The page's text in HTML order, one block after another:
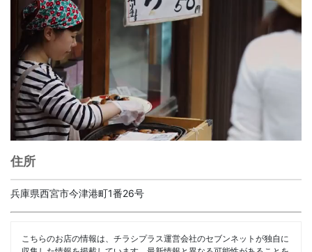
住所
兵庫県西宮市今津港町1番26号
こちらのお店の情報は、チラシプラス運営会社のセブンネットが独自に